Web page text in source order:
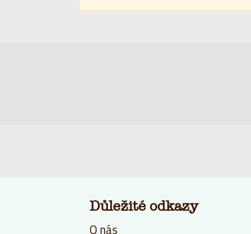
Důležité odkazy
O nás